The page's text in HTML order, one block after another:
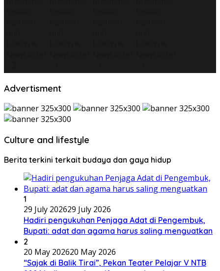
Advertisment
Culture and lifestyle
Berita terkini terkait budaya dan gaya hidup
1
29 July 202629 July 2026
Hadiri pengukuhan Penjaga Adat di Pengembuk,
Bupati: adat dan agama harus saling menguatkan
2
20 May 202620 May 2026
“Sajak di Balik Tirai”, Pekan Teater Pelajar V NTB